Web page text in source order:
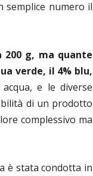
semplice numero il
g, ma quante
verde, il 4% blu,
e le diverse
di un prodotto
complessivo ma
è stata condotta in